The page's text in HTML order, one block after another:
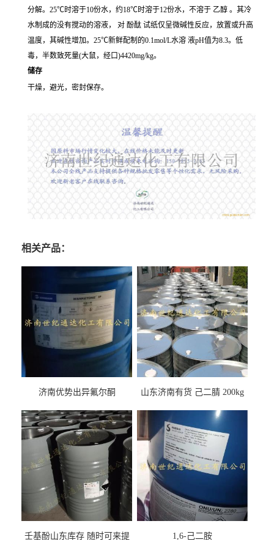
分解。25℃时溶于10份水，约18℃时溶于12份水，不溶于 乙醇 。其冷
水制成的没有搅动的溶液， 对 酚酞 试纸仅呈微碱性反应，放置或升高
温度，其碱性增加。25℃新鲜配制的0.1mol/L水溶 液pH值为8.3。低
毒，半数致死量(大鼠，经口)4420mg/kg。
储存
干燥，避光，密封保存。
相关产品：
济南优势出异氟尔酮
山东济南有货 己二腈 200kg
壬基酚山东库存 随时可来提 1,6-己二胺